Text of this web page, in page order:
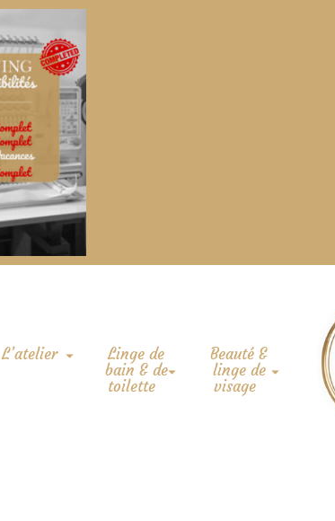
L’atelier
Linge de
bain & de
toilette
Beauté &
linge de
visage